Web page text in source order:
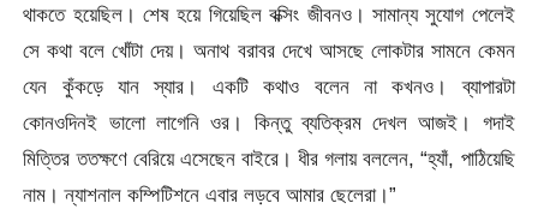
থাকতে হয়েছিল। শেষ হয়ে গিয়েছিল বক্সিং জীবনও। সামান্য সুযোগ পেলেই
সে কথা বলে খোঁটা দেয়। অনাথ বরাবর দেখে আসছে লোকটার সামনে কেমন
যেন কুঁকড়ে যান স্যার। একটি কথাও বলেন না কখনও। ব্যাপারটা
কোনওদিনই ভালো লাগেনি ওর। কিন্তু ব্যতিক্রম দেখল আজই। গদাই
মিত্তির ততক্ষণে বেরিয়ে এসেছেন বাইরে। ধীর গলায় বললেন, “হ্যাঁ, পাঠিয়েছি
নাম। ন্যাশনাল কম্পিটিশনে এবার লড়বে আমার ছেলেরা।”